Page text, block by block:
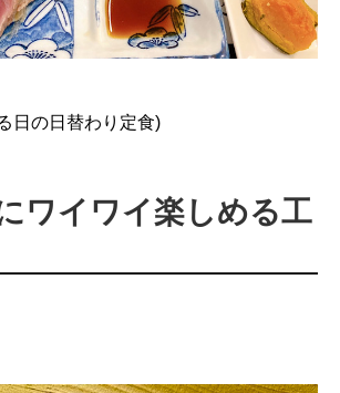
日の日替わり定食)
ワイワイ楽しめる工